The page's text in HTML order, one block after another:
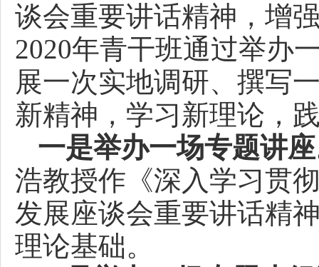
谈会重要讲话精神，增
2020年青干班通过举办
展一次实地调研、撰写
新精神，学习新理论，
一是举办一场专题讲
浩教授作《深入学习贯
发展座谈会重要讲话精
理论基础。